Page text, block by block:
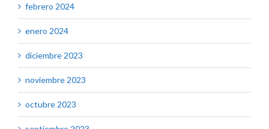
febrero 2024
enero 2024
diciembre 2023
noviembre 2023
octubre 2023